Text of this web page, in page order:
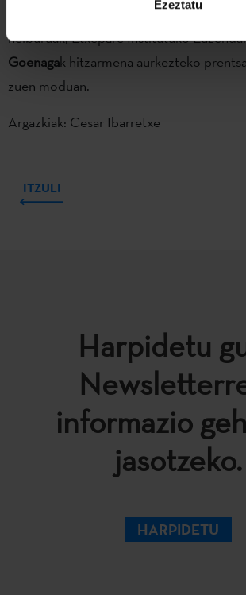
Ezeztatu
erakusleiho garrantzitsuan aurkeztea dira
helburuak, Etxepare Institutuko
Goenagak hitzarmena aurkezteko
zuen moduan.
Argazkiak: Cesar Ibarretxe
ITZULI
Harpidetu
informazio
jasotzeko.
HARPIDETU